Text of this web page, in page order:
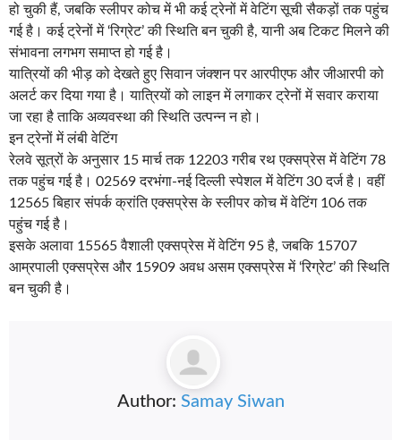
हो चुकी हैं, जबकि स्लीपर कोच में भी कई ट्रेनों में वेटिंग सूची सैकड़ों तक पहुंच
गई है। कई ट्रेनों में ‘रिग्रेट’ की स्थिति बन चुकी है, यानी अब टिकट मिलने की
संभावना लगभग समाप्त हो गई है।
यात्रियों की भीड़ को देखते हुए सिवान जंक्शन पर आरपीएफ और जीआरपी को
अलर्ट कर दिया गया है। यात्रियों को लाइन में लगाकर ट्रेनों में सवार कराया
जा रहा है ताकि अव्यवस्था की स्थिति उत्पन्न न हो।
इन ट्रेनों में लंबी वेटिंग
रेलवे सूत्रों के अनुसार 15 मार्च तक 12203 गरीब रथ एक्सप्रेस में वेटिंग 78
तक पहुंच गई है। 02569 दरभंगा-नई दिल्ली स्पेशल में वेटिंग 30 दर्ज है। वहीं
12565 बिहार संपर्क क्रांति एक्सप्रेस के स्लीपर कोच में वेटिंग 106 तक
पहुंच गई है।
इसके अलावा 15565 वैशाली एक्सप्रेस में वेटिंग 95 है, जबकि 15707
आम्रपाली एक्सप्रेस और 15909 अवध असम एक्सप्रेस में ‘रिग्रेट’ की स्थिति
बन चुकी है।
Author: Samay Siwan